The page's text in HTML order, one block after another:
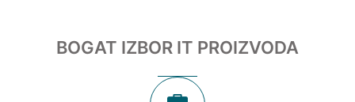
BOGAT IZBOR IT PROIZVODA